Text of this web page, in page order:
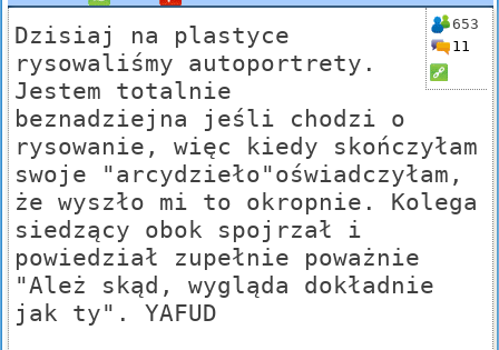
653
11
Dzisiaj na plastyce
rysowaliśmy autoportrety.
Jestem totalnie
beznadziejna jeśli chodzi o
rysowanie, więc kiedy skończyłam
swoje "arcydzieło"oświadczyłam,
że wyszło mi to okropnie. Kolega
siedzący obok spojrzał i
powiedział zupełnie poważnie
"Ależ skąd, wygląda dokładnie
jak ty". YAFUD